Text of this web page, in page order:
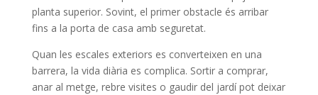
planta superior. Sovint, el primer obstacle és arribar
fins a la porta de casa amb seguretat.
Quan les escales exteriors es converteixen en una
barrera, la vida diària es complica. Sortir a comprar,
anar al metge, rebre visites o gaudir del jardí pot deixar